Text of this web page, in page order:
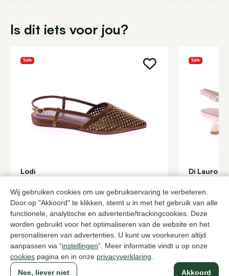
Wij gebruiken cookies om uw gebruikservaring te verbeteren.
Door op "Akkoord" te klikken, stemt u in met het gebruik van alle
functionele, analytische en advertentie/trackingcookies. Deze
worden gebruikt voor het optimaliseren van de website en het
personaliseren van advertenties. U kunt uw voorkeuren altijd
aanpassen via “instellingen”. Meer informatie vindt u op onze
cookies pagina en in onze privacyverklaring
Akkoord
Nee, liever niet
Is dit iets voor jou?
Sale
Lodi
179,95108,00
Sale
Di Lauro
129,95
Naar alle producten